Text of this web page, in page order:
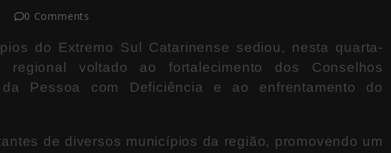
0 Comments
do Extremo Sul Catarinense sediou, nesta quarta-
voltado ao fortalecimento dos Conselhos
Pessoa com Deficiência e ao enfrentamento do
de diversos municípios da região, promovendo um